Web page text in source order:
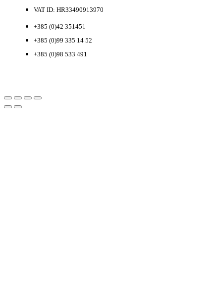
VAT ID: HR33490913970
+385 (0)42 351451
+385 (0)99 335 14 52
+385 (0)98 533 491